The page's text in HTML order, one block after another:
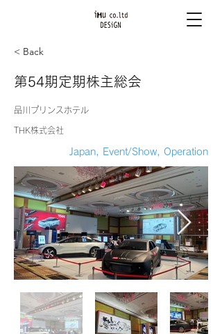
< Back
第54期定期株主総会
品川プリンスホテル
THK株式会社
Japan, Event/Show, Operation